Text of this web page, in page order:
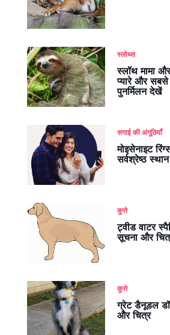
स्लोथ्स
स्लॉथ मामा
प्यारे और सबसे
पुनर्मिलन देखें
सगाई की अंगूठियाँ
मोइसेनाइट
सर्वश्रेष्ठ
कुत्ते
ट्वीड वाटर
सूचना और
कुत्ते
ग्रेट डैनूडल
और चित्र